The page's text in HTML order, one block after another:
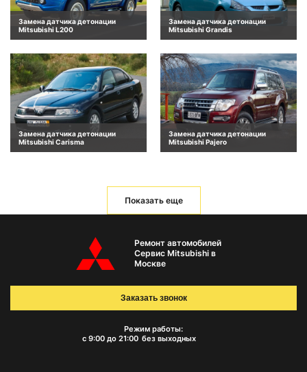
Замена датчика детонации
Mitsubishi L200
Замена датчика детонации
Mitsubishi Grandis
Замена датчика детонации
Mitsubishi Carisma
Замена датчика детонации
Mitsubishi Pajero
Показать еще
Ремонт автомобилей
Сервис Mitsubishi в
Москве
Режим работы:
с 9:00 до 21:00 без выходных
Заказать звонок